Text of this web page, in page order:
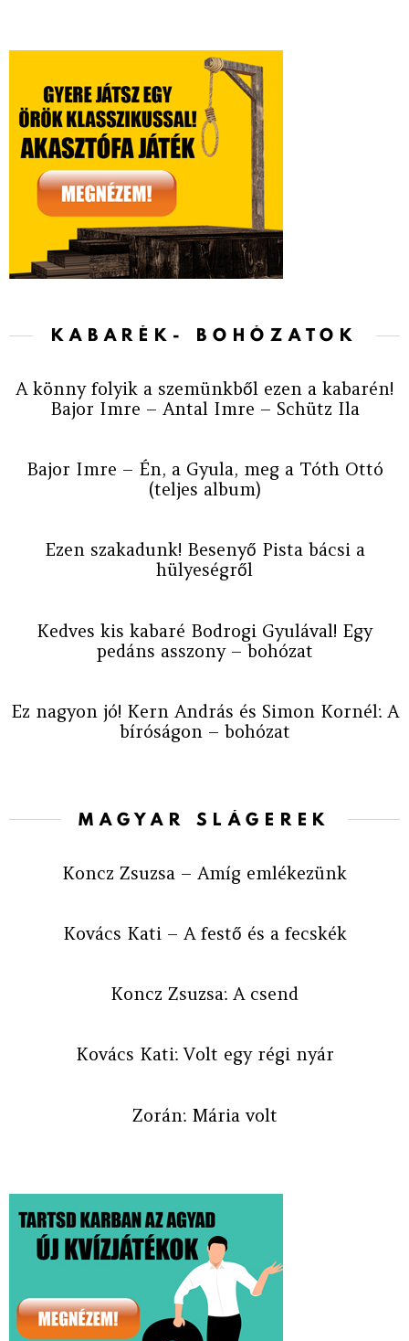
KABARÉK- BOHÓZATOK
A könny folyik a szemünkből ezen a kabarén!
Bajor Imre – Antal Imre – Schütz Ila
Bajor Imre – Én, a Gyula, meg a Tóth Ottó
(teljes album)
Ezen szakadunk! Besenyő Pista bácsi a
hülyeségről
Kedves kis kabaré Bodrogi Gyulával! Egy
pedáns asszony – bohózat
Ez nagyon jó! Kern András és Simon Kornél: A
bíróságon – bohózat
MAGYAR SLÁGEREK
Koncz Zsuzsa – Amíg emlékezünk
Kovács Kati – A festő és a fecskék
Koncz Zsuzsa: A csend
Kovács Kati: Volt egy régi nyár
Zorán: Mária volt